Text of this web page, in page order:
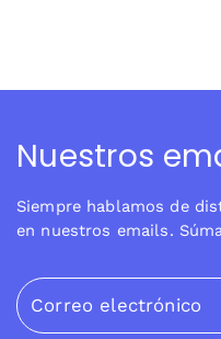
Nuestros
Siempre hablamos de
en nuestros emails.
Correo electrónico